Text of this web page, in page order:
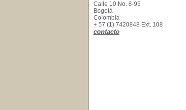
Calle 10 No. 8-95
Bogotá
Colombia
+ 57 (1) 7420848 Ext. 108
contacto